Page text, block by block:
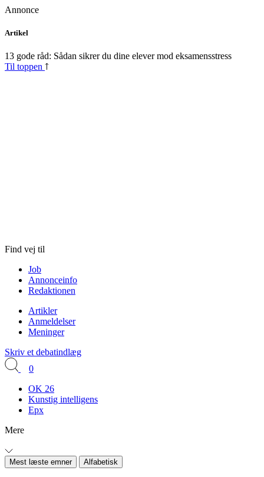
Annonce
Skip
content
Artikel
13 gode råd: Sådan sikrer du dine elever mod eksamensstress
Til toppen
Find vej til
Job
Annonceinfo
Redaktionen
Artikler
Anmeldelser
Meninger
Skriv et debatindlæg
0
OK 26
Kunstig intelligens
Epx
Mere
Mest læste emner Alfabetisk